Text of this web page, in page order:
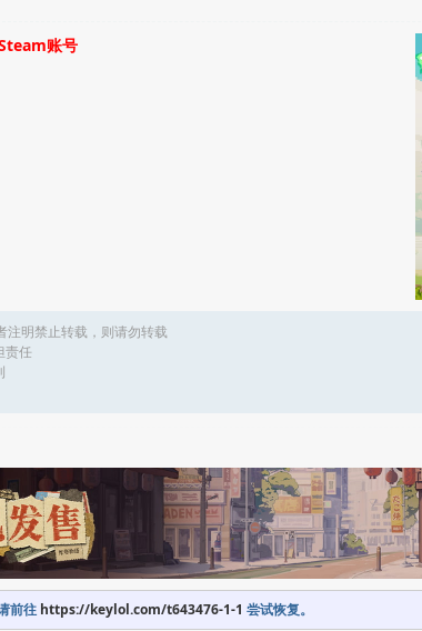
账号
注明禁止转载，则请勿转载
责任
前往 https://keylol.com/t643476-1-1 尝试恢复。